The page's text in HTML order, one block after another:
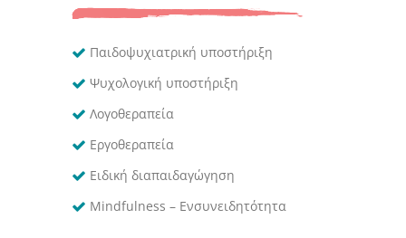
Παιδοψυχιατρική υποστήριξη
Ψυχολογική υποστήριξη
Λογοθεραπεία
Εργοθεραπεία
Ειδική διαπαιδαγώγηση
Mindfulness – Ενσυνειδητότητα